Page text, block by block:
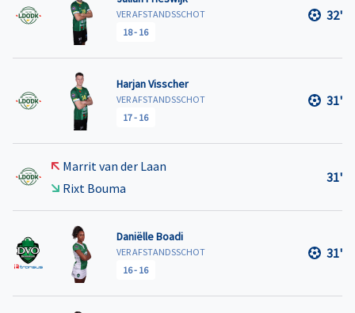
VER AFSTANDSSCHOT
18- 16
32'
Harjan Visscher
VER AFSTANDSSCHOT
17- 16
31'
Marrit van der Laan
Rixt Bouma
31'
Daniëlle Boadi
VER AFSTANDSSCHOT
16- 16
31'